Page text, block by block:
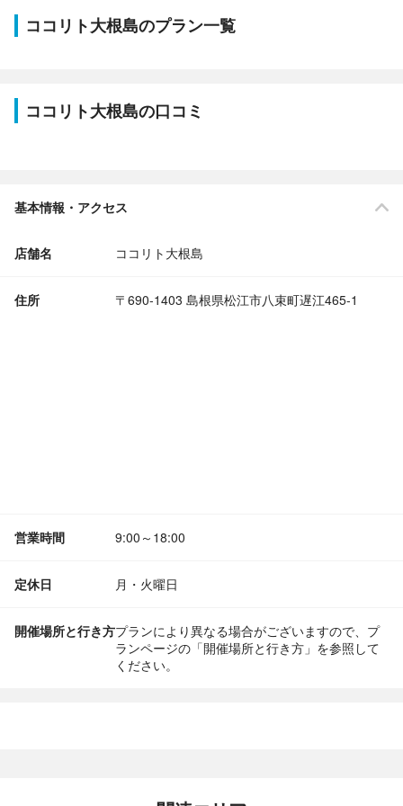
ココリト大根島のプラン一覧
ココリト大根島の口コミ
基本情報・アクセス
店舗名 ココリト大根島
住所 〒690-1403 島根県松江市八束町遅江465-1
営業時間 9:00～18:00
定休日 月・火曜日
開催場所と行き方プランにより異なる場合がございますので、プ
ランページの「開催場所と行き方」を参照して
ください。